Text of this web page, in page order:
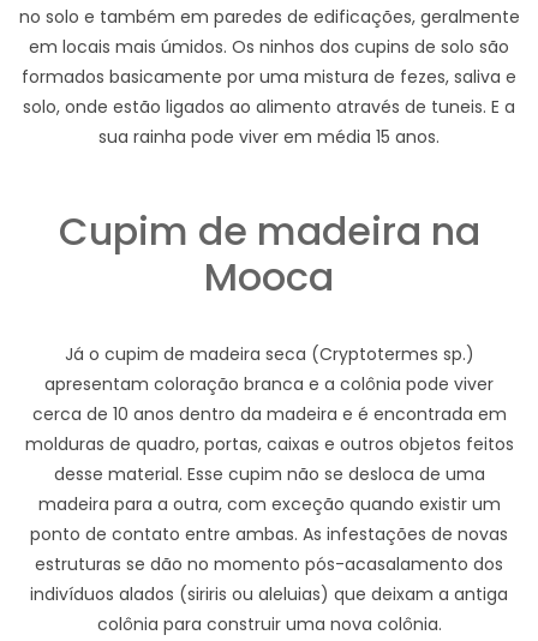
no solo e também em paredes de edificações, geralmente
em locais mais úmidos. Os ninhos dos cupins de solo são
formados basicamente por uma mistura de fezes, saliva e
solo, onde estão ligados ao alimento através de tuneis. E a
sua rainha pode viver em média 15 anos.
Cupim de madeira na
Mooca
Já o cupim de madeira seca (Cryptotermes sp.)
apresentam coloração branca e a colônia pode viver
cerca de 10 anos dentro da madeira e é encontrada em
molduras de quadro, portas, caixas e outros objetos feitos
desse material. Esse cupim não se desloca de uma
madeira para a outra, com exceção quando existir um
ponto de contato entre ambas. As infestações de novas
estruturas se dão no momento pós-acasalamento dos
indivíduos alados (siriris ou aleluias) que deixam a antiga
colônia para construir uma nova colônia.